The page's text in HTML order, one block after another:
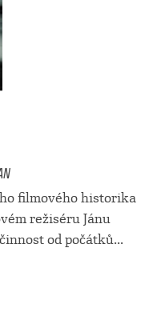
filmového historika
režiséru Jánu
od počátků...